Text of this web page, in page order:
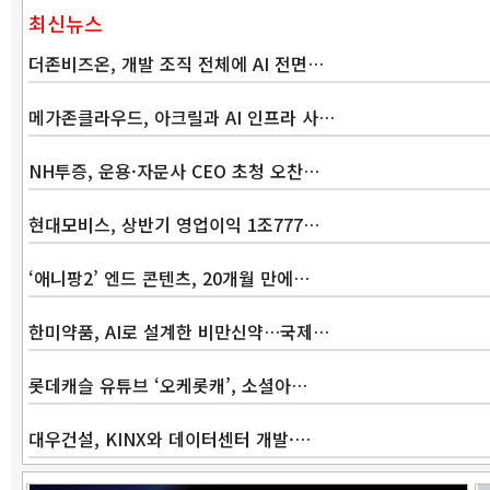
최신뉴스
더존비즈온, 개발 조직 전체에 AI 전면…
메가존클라우드, 아크릴과 AI 인프라 사…
NH투증, 운용·자문사 CEO 초청 오찬…
현대모비스, 상반기 영업이익 1조777…
‘애니팡2’ 엔드 콘텐츠, 20개월 만에…
한미약품, AI로 설계한 비만신약…국제…
롯데캐슬 유튜브 ‘오케롯캐’, 소셜아…
대우건설, KINX와 데이터센터 개발·…